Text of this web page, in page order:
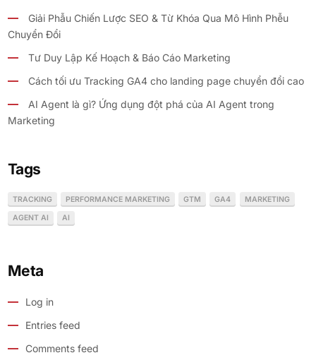
Giải Phẫu Chiến Lược SEO & Từ Khóa Qua Mô Hình Phễu
Chuyển Đổi
Tư Duy Lập Kế Hoạch & Báo Cáo Marketing
Cách tối ưu Tracking GA4 cho landing page chuyển đổi cao
AI Agent là gì? Ứng dụng đột phá của AI Agent trong
Marketing
Tags
TRACKING PERFORMANCE MARKETING GTM GA4 MARKETING
AGENT AI AI
Meta
Log in
Entries feed
Comments feed